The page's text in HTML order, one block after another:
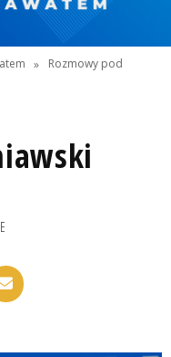
»
Rozmowy pod